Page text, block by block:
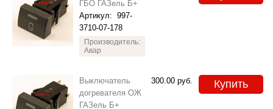
ГБО ГАЗель Б+
Артикул: 997-
3710-07-178
Производитель:
Авар
Выключатель
догревателя ОЖ
ГАЗель Б+
300.00 руб. Купить